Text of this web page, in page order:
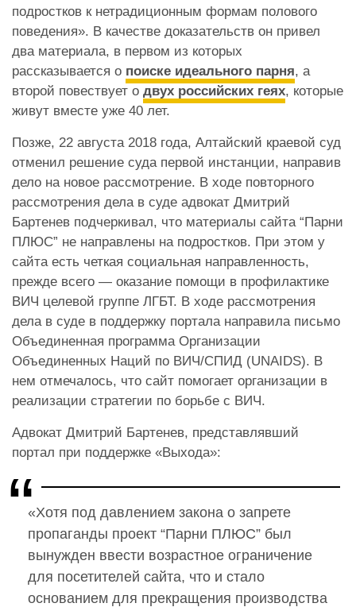
подростков к нетрадиционным формам полового
поведения». В качестве доказательств он привел
два материала, в первом из которых
рассказывается о поиске идеального парня, а
второй повествует о двух российских геях, которые
живут вместе уже 40 лет.
Позже, 22 августа 2018 года, Алтайский краевой суд
отменил решение суда первой инстанции, направив
дело на новое рассмотрение. В ходе повторного
рассмотрения дела в суде адвокат Дмитрий
Бартенев подчеркивал, что материалы сайта “Парни
ПЛЮС” не направлены на подростков. При этом у
сайта есть четкая социальная направленность,
прежде всего — оказание помощи в профилактике
ВИЧ целевой группе ЛГБТ. В ходе рассмотрения
дела в суде в поддержку портала направила письмо
Объединенная программа Организации
Объединенных Наций по ВИЧ/СПИД (UNAIDS). В
нем отмечалось, что сайт помогает организации в
реализации стратегии по борьбе с ВИЧ.
Адвокат Дмитрий Бартенев, представлявший
портал при поддержке «Выхода»:
«Хотя под давлением закона о запрете
пропаганды проект “Парни ПЛЮС” был
вынужден ввести возрастное ограничение
для посетителей сайта, что и стало
основанием для прекращения производства